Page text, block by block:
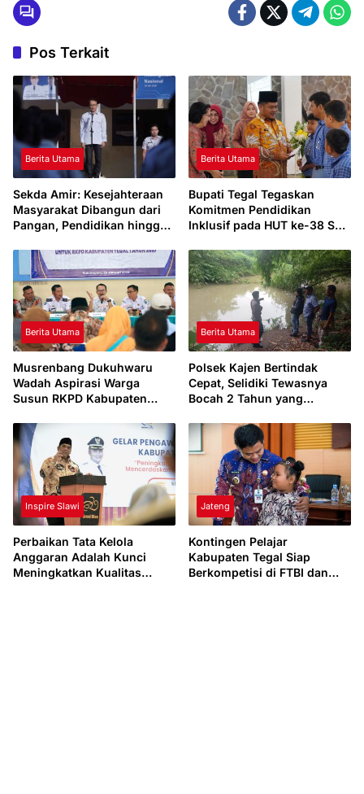
Pos Terkait
Berita Utama
Sekda Amir: Kesejahteraan
Masyarakat Dibangun dari
Pangan, Pendidikan hingga
Berita Utama
Bupati Tegal Tegaskan
Komitmen Pendidikan
Inklusif pada HUT ke-38 SLB
Berita Utama
Musrenbang Dukuhwaru
Wadah Aspirasi Warga
Susun RKPD Kabupaten
Berita Utama
Polsek Kajen Bertindak
Cepat, Selidiki Tewasnya
Bocah 2 Tahun yang
Pekalongan
Inspire Slawi
Perbaikan Tata Kelola
Anggaran Adalah Kunci
Meningkatkan Kualitas
Jateng
Kontingen Pelajar
Kabupaten Tegal Siap
Berkompetisi di FTBI dan